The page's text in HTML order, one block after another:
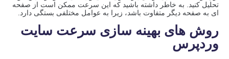
تحلیل کنید. به خاطر داشته باشید که این سرعت ممکن است از صفحه
ای به صفحه دیگر متفاوت باشد، زیرا به عوامل مختلفی بستگی دارد.
روش های بهینه سازی سرعت سایت
وردپرس